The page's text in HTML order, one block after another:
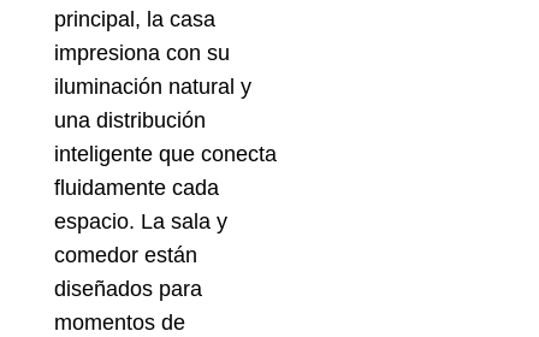
principal, la casa
impresiona con su
iluminación natural y
una distribución
inteligente que conecta
fluidamente cada
espacio. La sala y
comedor están
diseñados para
momentos de